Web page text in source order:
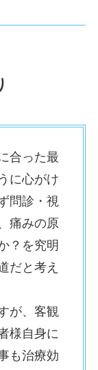
合った最
に心がけ
問診・視
痛みの原
？を究明
だと考え
が、客観
様自身に
も治療効